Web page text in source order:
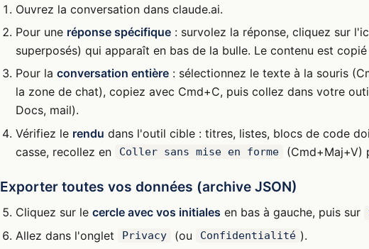
Ouvrez la conversation dans claude.ai.
Pour une réponse spécifique : survolez la réponse, cliquez sur
superposés) qui apparaît en bas de la bulle. Le contenu est
Pour laconversation entière : sélectionnez le texte à la souris
la zone de chat), copiez avec Cmd+C, puis collez dans votre
Docs, mail).
Vérifiez le rendu dans l'outil cible : titres, listes, blocs de code
casse, recollez en
Coller sans mise en forme (Cmd+Maj+V)
Exporter toutes vos données (archive JSON)
Cliquez sur lecercle avec vos initiales en bas à gauche, puis sur
Allez dans l'onglet
Privacy (ou Confidentialité ).